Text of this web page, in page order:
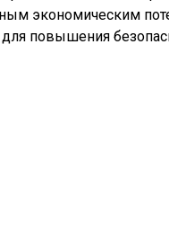
экономическим
повышения